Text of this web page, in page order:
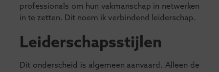
professionals om hun vakmanschap in netwerken
in te zetten. Dit noem ik verbindend leiderschap.
Leiderschapsstijlen
Dit onderscheid is algemeen aanvaard. Alleen de